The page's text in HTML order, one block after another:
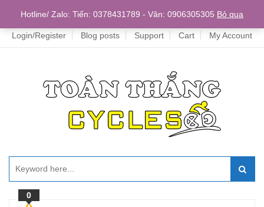
Home
Login/Register Blog posts Support Cart My Account
0
Hotline/ Zalo: Tiến: 0378431789 - Vân: 0906305305 Bỏ qua